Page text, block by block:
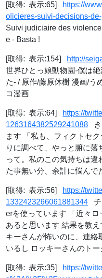
[取得: 表示:65]
https://
olicieres-suivi-decisions-
Suivi judiciaire des
e - Basta !
[取得: 表示:154] http://
世界ひとっ娘動物園‐僕は
た‐ / 原作/藤原休樹 漫画/う
コ漫画
[取得: 表示:64]
https://
1263164382529241088 き
ます 「私も、フィクトセ
りに調べて、やっと腑に
って。私のこの気持ちは違
た事無い分、余計に悩んで
[取得: 表示:56]
https://
1332423266061881344 チ
erを使っています 「近々
あると思います 結果を教
キーさんが怖いのに、連絡
いるし ロッキーさんのト
[取得: 表示:35]
https://